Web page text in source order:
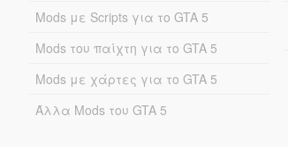
Mods με Scripts για το GTA 5
Mods του παίχτη για το GTA 5
Mods με χάρτες για το GTA 5
Άλλα Mods του GTA 5